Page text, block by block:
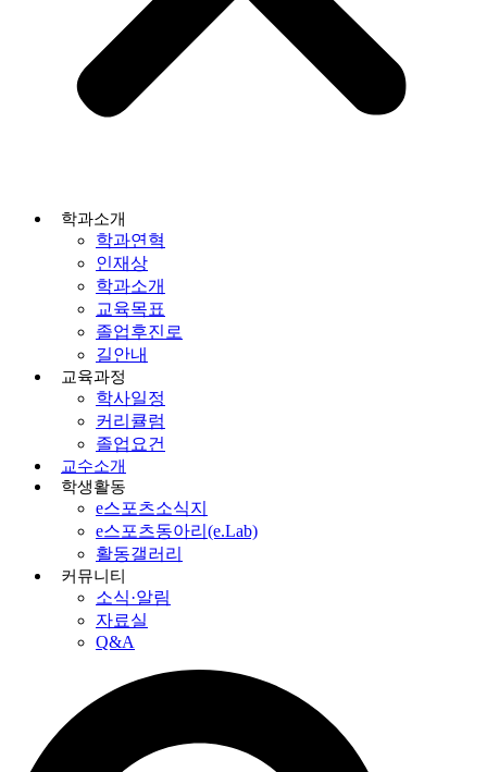
학과소개
학과연혁
인재상
학과소개
교육목표
졸업후진로
길안내
교육과정
학사일정
커리큘럼
졸업요건
교수소개
학생활동
e스포츠소식지
e스포츠동아리(e.Lab)
활동갤러리
커뮤니티
소식·알림
자료실
Q&A